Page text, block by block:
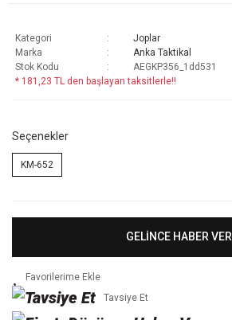
Kategori
Joplar
Marka
Anka Taktikal
Stok Kodu
AEGKP356_1dd531
* 181,23 TL den başlayan taksitlerle!!
Seçenekler
KM-652
GELİNCE HABER VER
Tavsiye Et